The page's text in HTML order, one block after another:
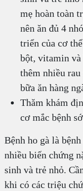
mẹ hoàn toàn
nên ăn đủ 4
triển của cơ
bột, vitamin và
thêm nhiều
bữa ăn hàng
Thăm khám
cơ mắc bệnh
Bệnh ho gà là
nhiều biến chứng
sinh và trẻ nhỏ.
khi có các triệu